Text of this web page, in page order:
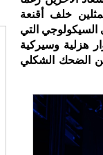
خلف أقنعة
السيكولوجي التي
هزلية وسيركية
الضحك الشكلي